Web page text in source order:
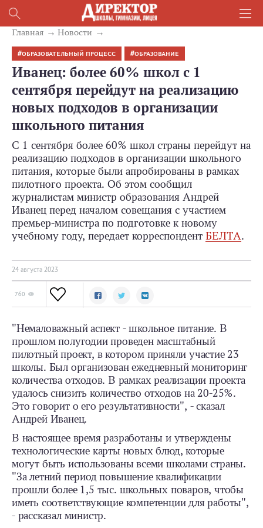
Главная Новости
ОБРАЗОВАТЕЛЬНЫЙ ПРОЦЕСС ОБРАЗОВАНИЕ
Иванец: более 60% школ с 1
сентября перейдут на реализацию
новых подходов в организации
школьного питания
С 1 сентября более 60% школ страны перейдут на
реализацию подходов в организации школьного
питания, которые были апробированы в рамках
пилотного проекта. Об этом сообщил
журналистам министр образования Андрей
Иванец перед началом совещания с участием
премьер-министра по подготовке к новому
учебному году, передает корреспондент БЕЛТА.
24 августа 2023
760
"Немаловажный аспект - школьное питание. В
прошлом полугодии проведен масштабный
пилотный проект, в котором приняли участие 23
школы. Был организован ежедневный мониторинг
количества отходов. В рамках реализации проекта
удалось снизить количество отходов на 20-25%.
Это говорит о его результативности", - сказал
Андрей Иванец.
В настоящее время разработаны и утверждены
технологические карты новых блюд, которые
могут быть использованы всеми школами страны.
"За летний период повышение квалификации
прошли более 1,5 тыс. школьных поваров, чтобы
иметь соответствующие компетенции для работы",
- рассказал министр.